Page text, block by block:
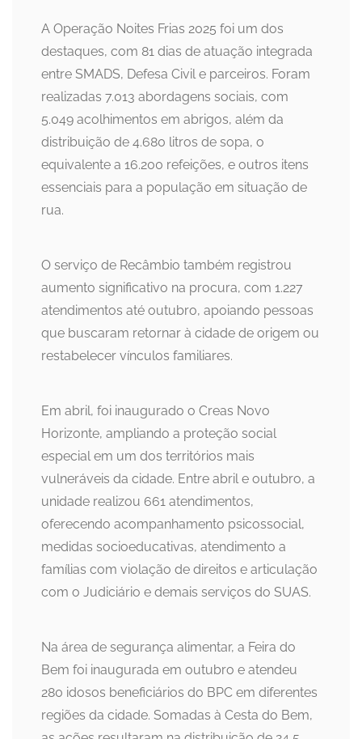
A Operação Noites Frias 2025 foi um dos
destaques, com 81 dias de atuação integrada
entre SMADS, Defesa Civil e parceiros. Foram
realizadas 7.013 abordagens sociais, com
5.049 acolhimentos em abrigos, além da
distribuição de 4.680 litros de sopa, o
equivalente a 16.200 refeições, e outros itens
essenciais para a população em situação de
rua.
O serviço de Recâmbio também registrou
aumento significativo na procura, com 1.227
atendimentos até outubro, apoiando pessoas
que buscaram retornar à cidade de origem ou
restabelecer vínculos familiares.
Em abril, foi inaugurado o Creas Novo
Horizonte, ampliando a proteção social
especial em um dos territórios mais
vulneráveis da cidade. Entre abril e outubro, a
unidade realizou 661 atendimentos,
oferecendo acompanhamento psicossocial,
medidas socioeducativas, atendimento a
famílias com violação de direitos e articulação
com o Judiciário e demais serviços do SUAS.
Na área de segurança alimentar, a Feira do
Bem foi inaugurada em outubro e atendeu
280 idosos beneficiários do BPC em diferentes
regiões da cidade. Somadas à Cesta do Bem,